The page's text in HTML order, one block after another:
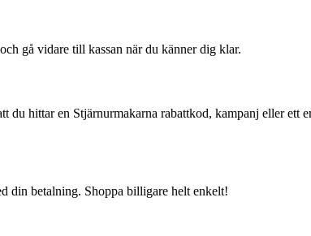
gå vidare till kassan när du känner dig klar.
hittar en Stjärnurmakarna rabattkod, kampanj eller ett
din betalning. Shoppa billigare helt enkelt!